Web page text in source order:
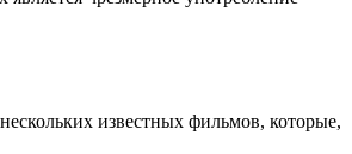
известных фильмов, которые,